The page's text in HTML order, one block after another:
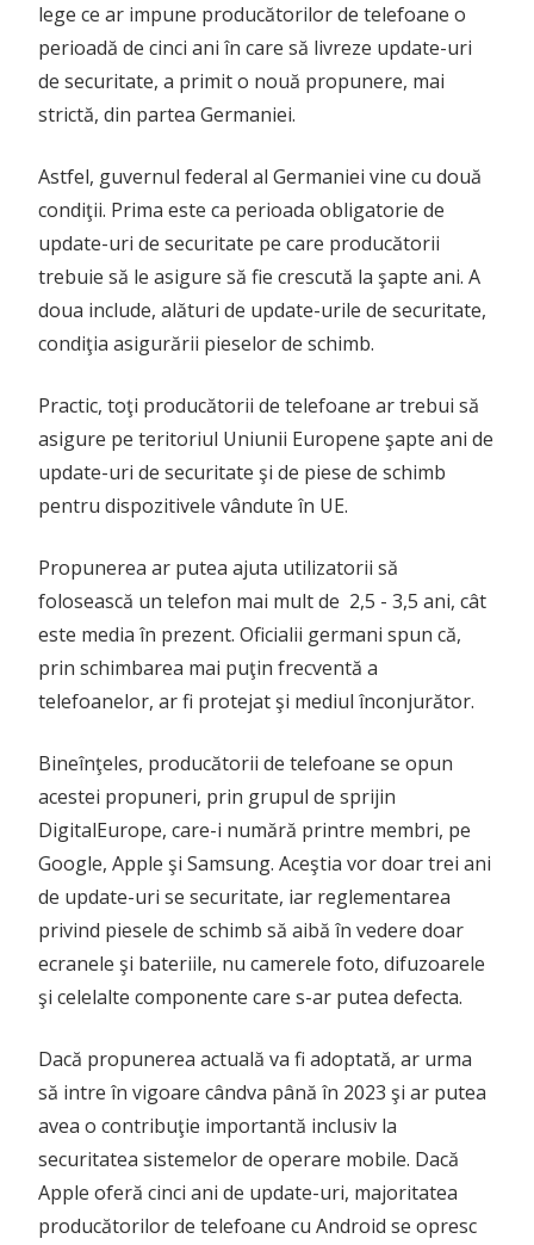
lege ce ar impune producătorilor de telefoane o
perioadă de cinci ani în care să livreze update-uri
de securitate, a primit o nouă propunere, mai
strictă, din partea Germaniei.
Astfel, guvernul federal al Germaniei vine cu două
condiţii. Prima este ca perioada obligatorie de
update-uri de securitate pe care producătorii
trebuie să le asigure să fie crescută la şapte ani. A
doua include, alături de update-urile de securitate,
condiţia asigurării pieselor de schimb.
Practic, toţi producătorii de telefoane ar trebui să
asigure pe teritoriul Uniunii Europene şapte ani de
update-uri de securitate şi de piese de schimb
pentru dispozitivele vândute în UE.
Propunerea ar putea ajuta utilizatorii să
folosească un telefon mai mult de 2,5 - 3,5 ani, cât
este media în prezent. Oficialii germani spun că,
prin schimbarea mai puţin frecventă a
telefoanelor, ar fi protejat şi mediul înconjurător.
Bineînţeles, producătorii de telefoane se opun
acestei propuneri, prin grupul de sprijin
DigitalEurope, care-i numără printre membri, pe
Google, Apple şi Samsung. Aceştia vor doar trei ani
de update-uri se securitate, iar reglementarea
privind piesele de schimb să aibă în vedere doar
ecranele şi bateriile, nu camerele foto, difuzoarele
şi celelalte componente care s-ar putea defecta.
Dacă propunerea actuală va fi adoptată, ar urma
să intre în vigoare cândva până în 2023 şi ar putea
avea o contribuţie importantă inclusiv la
securitatea sistemelor de operare mobile. Dacă
Apple oferă cinci ani de update-uri, majoritatea
producătorilor de telefoane cu Android se opresc